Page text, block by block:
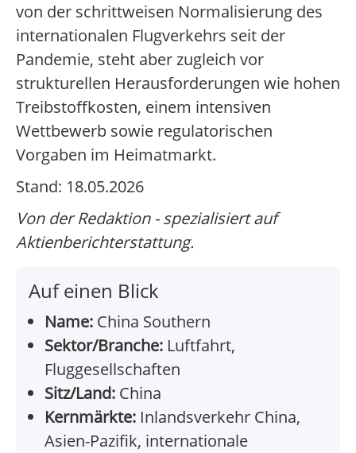
von der schrittweisen Normalisierung des
internationalen Flugverkehrs seit der
Pandemie, steht aber zugleich vor
strukturellen Herausforderungen wie hohen
Treibstoffkosten, einem intensiven
Wettbewerb sowie regulatorischen
Vorgaben im Heimatmarkt.
Stand: 18.05.2026
Von der Redaktion - spezialisiert auf
Aktienberichterstattung.
Auf einen Blick
Name: China Southern
Sektor/Branche: Luftfahrt,
Fluggesellschaften
Sitz/Land: China
Kernmärkte: Inlandsverkehr China,
Asien-Pazifik, internationale